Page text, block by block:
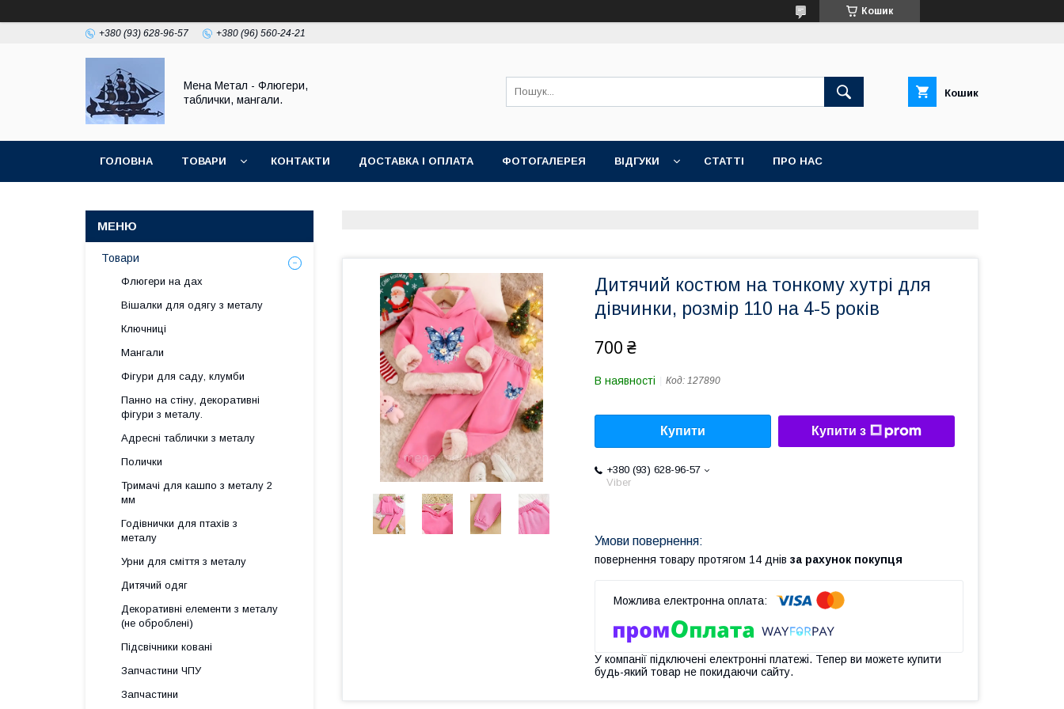
Кошик
+380 (93) 628-96-57 +380 (96) 560-24-21
Мена Метал - Флюгери,
таблички, мангали.
Кошик
ГОЛОВНА ТОВАРИ КОНТАКТИ ДОСТАВКА І ОПЛАТА ФОТОГАЛЕРЕЯ ВІДГУКИ СТАТТІ ПРО НАС
Дитячий костюм на тонкому хутрі для
дівчинки, розмір 110 на 4-5 років
700 ₴
В наявності Код: 127890
Купити Купити з
+380 (93) 628-96-57
Viber
повернення товару протягом 14 днів за рахунок покупця
У компанії підключені електронні платежі. Тепер ви можете купити
будь-який товар не покидаючи сайту.
Товари
Флюгери на дах
Вішалки для одягу з металу
Ключниці
Мангали
Фігури для саду, клумби
Панно на стіну, декоративні
фігури з металу.
Адресні таблички з металу
Полички
Тримачі для кашпо з металу 2
мм
Годівнички для птахів з
металу
Урни для сміття з металу
Дитячий одяг
Декоративні елементи з металу
(не оброблені)
Підсвічники ковані
Запчастини ЧПУ
Запчастини